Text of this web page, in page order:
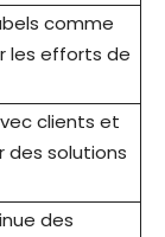
comme
les efforts de
clients et
des solutions
des